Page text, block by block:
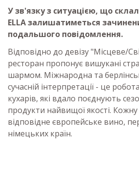
У зв'язку з ситуацією, що
ELLA залишатиметься
подальшого повідомлення.
Відповідно до девізу "Місцеве/
ресторан пропонує вишукані
шармом. Міжнародна та
сучасній інтерпретації - це
кухарів, які вдало поєднують
продукти найвищої якості.
відповідне європейське вино,
німецьких країн.